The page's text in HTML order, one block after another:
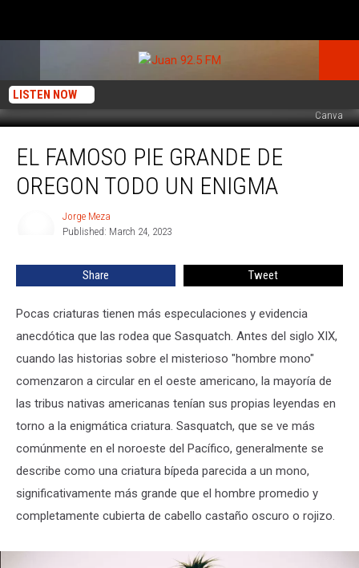
LISTEN NOW
Canva
famoso
grande
EL FAMOSO PIE GRANDE DE
OREGON TODO UN ENIGMA
Jorge Meza
Published: March 24, 2023
Share Tweet
Pocas criaturas tienen más especulaciones y evidencia
anecdótica que las rodea que Sasquatch. Antes del siglo XIX,
cuando las historias sobre el misterioso "hombre mono"
comenzaron a circular en el oeste americano, la mayoría de
las tribus nativas americanas tenían sus propias leyendas en
torno a la enigmática criatura. Sasquatch, que se ve más
comúnmente en el noroeste del Pacífico, generalmente se
describe como una criatura bípeda parecida a un mono,
significativamente más grande que el hombre promedio y
completamente cubierta de cabello castaño oscuro o rojizo.